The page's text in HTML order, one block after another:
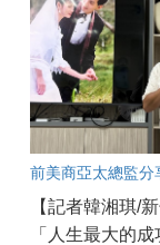
【記者韓湘琪/
「人生最大的